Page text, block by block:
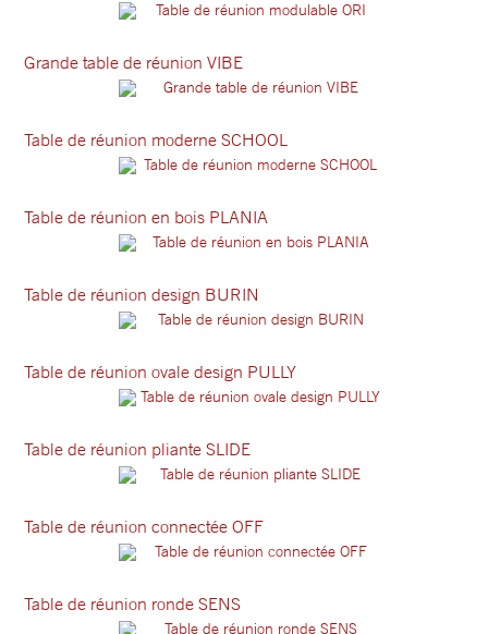
Grande table de réunion VIBE
Table de réunion moderne SCHOOL
Table de réunion en bois PLANIA
Table de réunion design BURIN
Table de réunion ovale design PULLY
Table de réunion pliante SLIDE
Table de réunion connectée OFF
Table de réunion ronde SENS